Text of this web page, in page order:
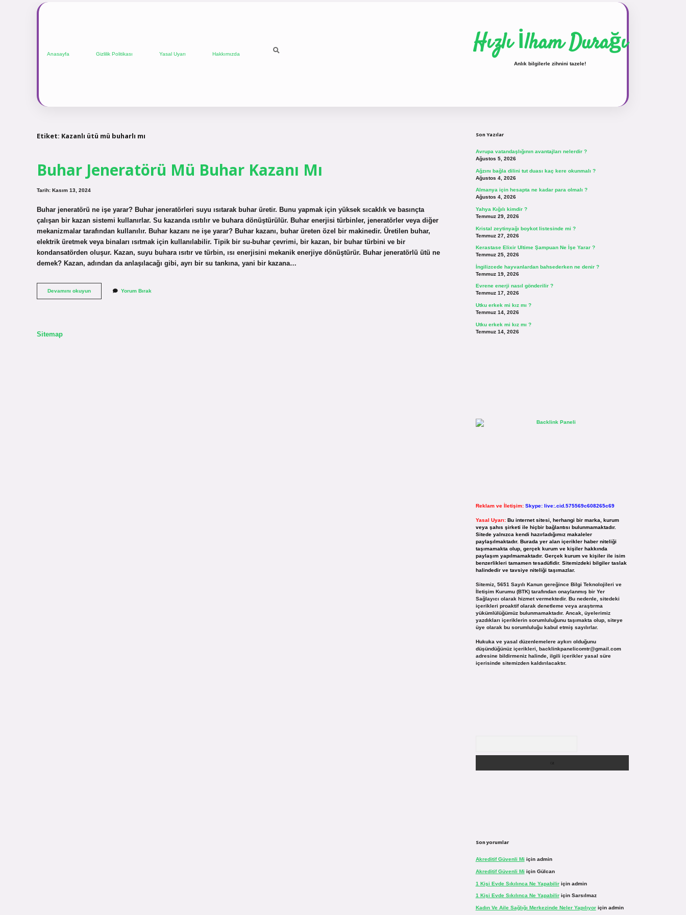
Anasayfa Gizlilik Politikası Yasal Uyarı Hakkımızda Hızlı İlham Durağı
Anlık bilgilerle zihnini tazele!
Etiket: Kazanlı ütü mü buharlı mı
Buhar Jeneratörü Mü Buhar Kazanı Mı
Tarih: Kasım 13, 2024
Buhar jeneratörü ne işe yarar? Buhar jeneratörleri suyu ısıtarak buhar üretir. Bunu yapmak için yüksek sıcaklık ve basınçta
çalışan bir kazan sistemi kullanırlar. Su kazanda ısıtılır ve buhara dönüştürülür. Buhar enerjisi türbinler, jeneratörler veya diğer
mekanizmalar tarafından kullanılır. Buhar kazanı ne işe yarar? Buhar kazanı, buhar üreten özel bir makinedir. Üretilen buhar,
elektrik üretmek veya binaları ısıtmak için kullanılabilir. Tipik bir su-buhar çevrimi, bir kazan, bir buhar türbini ve bir
kondansatörden oluşur. Kazan, suyu buhara ısıtır ve türbin, ısı enerjisini mekanik enerjiye dönüştürür. Buhar jeneratörlü ütü ne
demek? Kazan, adından da anlaşılacağı gibi, ayrı bir su tankına, yani bir kazana…
Devamını okuyunBuhar
Jeneratörü
Yorum Bırak
Sitemap
Son Yazılar
Avrupa vatandaşlığının avantajları nelerdir ?
Ağustos 5, 2026
Ağzını bağla dilini tut duası kaç kere okunmalı ?
Ağustos 4, 2026
Almanya için hesapta ne kadar para olmalı ?
Ağustos 4, 2026
Yahya Kığılı kimdir ?
Temmuz 29, 2026
Kristal zeytinyağı boykot listesinde mi ?
Temmuz 27, 2026
Kerastase Elixir Ultime Şampuan Ne İşe Yarar ?
Temmuz 25, 2026
İngilizcede hayvanlardan bahsederken ne denir ?
Temmuz 19, 2026
Evrene enerji nasıl gönderilir ?
Temmuz 17, 2026
Utku erkek mi kız mı ?
Temmuz 14, 2026
Utku erkek mi kız mı ?
Temmuz 14, 2026
Reklam ve İletişim: Skype: live:.cid.575569c608265c69
Yasal Uyarı: Bu internet sitesi, herhangi bir marka, kurum
veya şahıs şirketi ile hiçbir bağlantısı bulunmamaktadır.
Sitede yalnızca kendi hazırladığımız makaleler
paylaşılmaktadır. Burada yer alan içerikler haber niteliği
taşımamakta olup, gerçek kurum ve kişiler hakkında
paylaşım yapılmamaktadır. Gerçek kurum ve kişiler ile isim
benzerlikleri tamamen tesadüfidir. Sitemizdeki bilgiler taslak
halindedir ve tavsiye niteliği taşımazlar.
Sitemiz, 5651 Sayılı Kanun gereğince Bilgi Teknolojileri ve
İletişim Kurumu (BTK) tarafından onaylanmış bir Yer
Sağlayıcı olarak hizmet vermektedir. Bu nedenle, sitedeki
içerikleri proaktif olarak denetleme veya araştırma
yükümlülüğümüz bulunmamaktadır. Ancak, üyelerimiz
yazdıkları içeriklerin sorumluluğunu taşımakta olup, siteye
üye olarak bu sorumluluğu kabul etmiş sayılırlar.
Hukuka ve yasal düzenlemelere aykırı olduğunu
düşündüğünüz içerikleri, backlinkpanelicomtr@gmail.com
adresine bildirmeniz halinde, ilgili içerikler yasal süre
içerisinde sitemizden kaldırılacaktır.
Son yorumlar
Akreditif Güvenli Mi için admin
Akreditif Güvenli Mi için Gülcan
1 Kişi Evde Sıkılınca Ne Yapabiliriçin admin
1 Kişi Evde Sıkılınca Ne Yapabiliriçin Sarsılmaz
Kadın Ve Aile Sağlığı Merkezinde Neler Yapılıyoriçin admin